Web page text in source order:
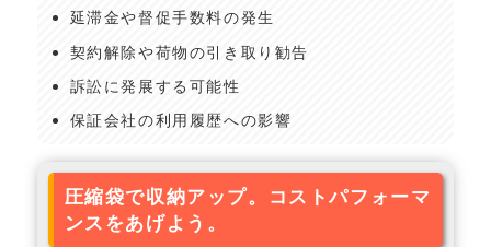
延滞金や督促手数料の発生
契約解除や荷物の引き取り勧告
訴訟に発展する可能性
保証会社の利用履歴への影響
圧縮袋で収納アップ。コストパフォーマ
ンスをあげよう。